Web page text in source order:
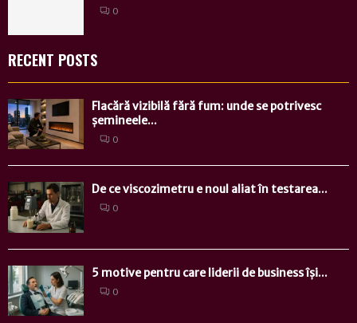
0
RECENT POSTS
Flacără vizibilă fără fum: unde se potrivesc
șemineele...
0
De ce viscozimetru e noul aliat în testarea...
0
5 motive pentru care liderii de business își...
0